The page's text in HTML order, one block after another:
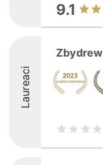
9.1
Laureaci
Zbydrew